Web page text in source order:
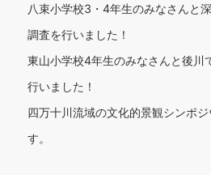
八束小学校3・4年生のみなさんと
調査を行いました！
東山小学校4年生のみなさんと後川
行いました！
四万十川流域の文化的景観シンポ
す。